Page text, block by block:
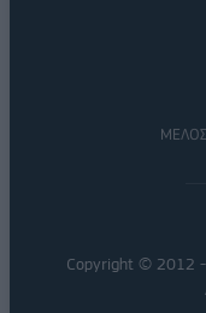
Copyright © 2012